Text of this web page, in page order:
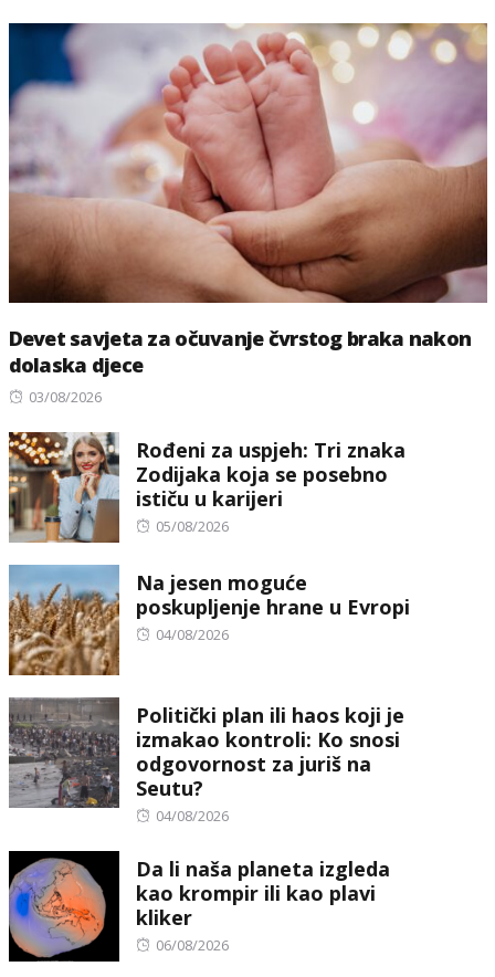
Devet savjeta za očuvanje čvrstog braka nakon
dolaska djece
Posted
03/08/2026
Rođeni za uspjeh: Tri znaka
Zodijaka koja se posebno
ističu u karijeri
Posted
05/08/2026
Na jesen moguće
poskupljenje hrane u Evropi
Posted
04/08/2026
Politički plan ili haos koji je
izmakao kontroli: Ko snosi
odgovornost za juriš na
Seutu?
Posted
04/08/2026
Da li naša planeta izgleda
kao krompir ili kao plavi
kliker
Posted
06/08/2026